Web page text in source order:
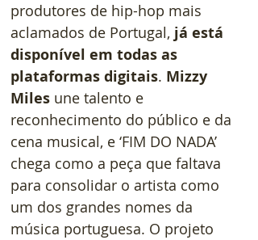
produtores de hip-hop mais
aclamados de Portugal, já está
disponível em todas as
plataformas digitais. Mizzy
Miles une talento e
reconhecimento do público e da
cena musical, e ‘FIM DO NADA’
chega como a peça que faltava
para consolidar o artista como
um dos grandes nomes da
música portuguesa. O projeto